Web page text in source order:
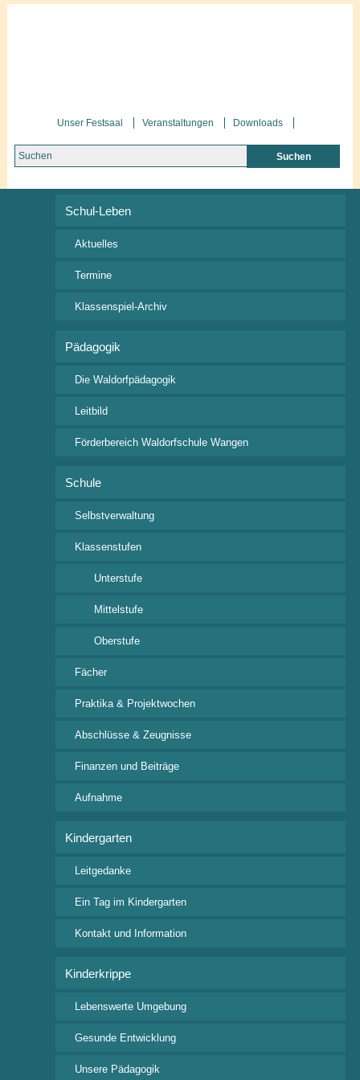
Unser Festsaal Veranstaltungen Downloads
Schul-Leben
Aktuelles
Termine
Klassenspiel-Archiv
Pädagogik
Die Waldorfpädagogik
Leitbild
Förderbereich Waldorfschule Wangen
Schule
Selbstverwaltung
Klassenstufen
Unterstufe
Mittelstufe
Oberstufe
Fächer
Praktika & Projektwochen
Abschlüsse & Zeugnisse
Finanzen und Beiträge
Aufnahme
Kindergarten
Leitgedanke
Ein Tag im Kindergarten
Kontakt und Information
Kinderkrippe
Lebenswerte Umgebung
Gesunde Entwicklung
Unsere Pädagogik
Termine
Anstehend
Balladenabend der 7. Klasse
Eurythmiemärchen der 6. Klasse
"Dornröschen"
Schulinterne Aufführung für Schüler*innen unserer Schule
Eurythmiemärchen der 6. Klasse